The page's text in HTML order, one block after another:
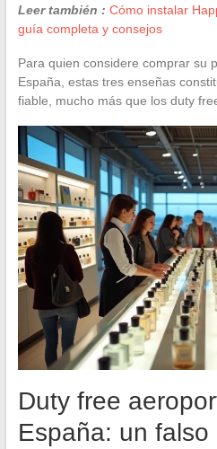
Leer también : Cómo instalar
guía completa y consejos
Para quien considere comprar su
España, estas tres enseñas
fiable, mucho más que los duty
Duty free
España: un falso